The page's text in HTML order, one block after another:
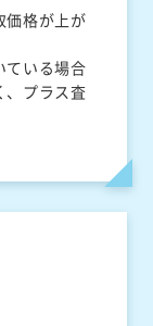
価格が上が
ている場合
、プラス査